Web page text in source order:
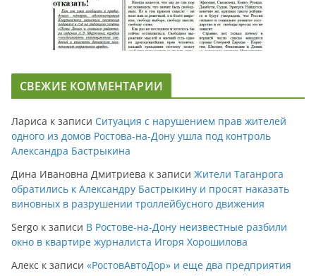
СВЕЖИЕ КОММЕНТАРИИ
Лариса к записи Ситуация с нарушением прав жителей
одного из домов Ростова-на-Дону ушла под контроль
Александра Бастрыкина
Дина Ивановна Дмитриева к записи Жители Таганрога
обратились к Александру Бастрыкину и просят наказать
виновных в разрушении троллейбусного движения
Sergo к записи В Ростове-на-Дону неизвестные разбили
окно в квартире журналиста Игоря Хорошилова
Алекс к записи «РостовАвтоДор» и еще два предприятия